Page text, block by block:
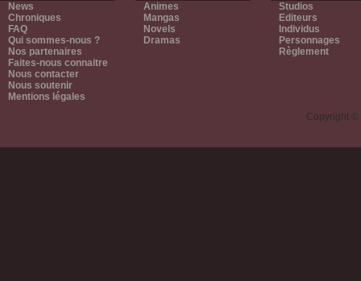
News
Chroniques
FAQ
Qui sommes-nous ?
Nos partenaires
Faites-nous connaitre
Nous contacter
Nous soutenir
Mentions légales
Animes
Mangas
Novels
Dramas
Studios
Editeurs
Individus
Personnages
Règlement
Copyright ©